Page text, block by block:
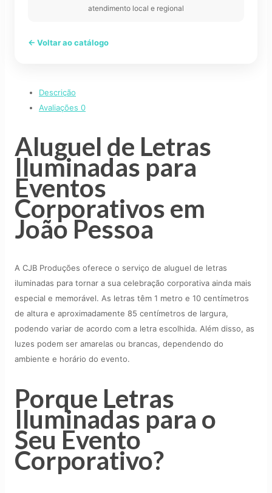
atendimento local e regional
← Voltar ao catálogo
Descrição
Avaliações 0
Aluguel de Letras
Iluminadas para
Eventos
Corporativos em
João Pessoa
A CJB Produções oferece o serviço de aluguel de letras
iluminadas para tornar a sua celebração corporativa ainda mais
especial e memorável. As letras têm 1 metro e 10 centímetros
de altura e aproximadamente 85 centímetros de largura,
podendo variar de acordo com a letra escolhida. Além disso, as
luzes podem ser amarelas ou brancas, dependendo do
ambiente e horário do evento.
Porque Letras
Iluminadas para o
Seu Evento
Corporativo?